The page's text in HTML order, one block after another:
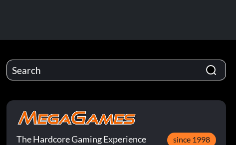
The Hardcore Gaming Experience since 1998